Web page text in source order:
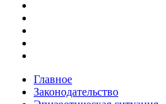
Главное
Законодательство